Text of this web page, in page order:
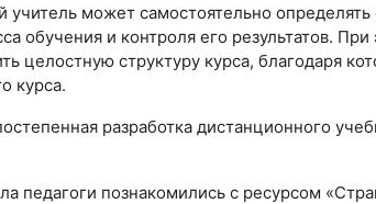
учитель может самостоятельно
обучения и контроля его результатов.
целостную структуру курса, благодаря
курса.
разработка дистанционного
педагоги познакомились с ресурсом